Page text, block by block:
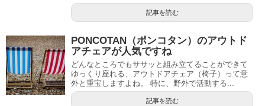
記事を読む
PONCOTAN（ポンコタン）のアウトド
アチェアが人気ですね
どんなところでもササッと組み立てることができて
ゆっくり座れる、アウトドアチェア（椅子）って意
外と重宝しますよね。 特に、野外で活動する...
記事を読む